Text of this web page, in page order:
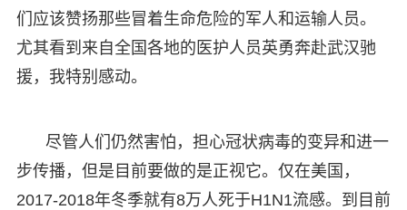
们应该赞扬那些冒着生命危险的军人和运输人员。
尤其看到来自全国各地的医护人员英勇奔赴武汉驰
援，我特别感动。
尽管人们仍然害怕，担心冠状病毒的变异和进一
步传播，但是目前要做的是正视它。仅在美国，
2017-2018年冬季就有8万人死于H1N1流感。到目前